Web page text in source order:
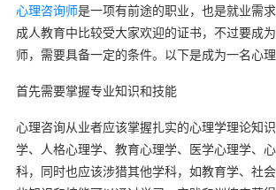
心理咨询师是一项有前途的职业，也是就业需
成人教育中比较受大家欢迎的证书，不过要成
师，需要具备一定的条件。以下是成为一名心理
首先需要掌握专业知识和技能
心理咨询从业者应该掌握扎实的心理学理论知
学、人格心理学、教育心理学、医学心理学、
科，同时也应该涉猎其他学科，如教育学、社